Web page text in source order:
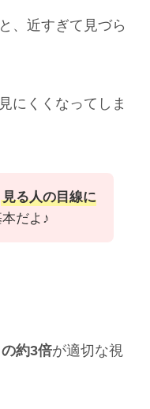
、近すぎて見づら
にくくなってしま
見る人の目線に
本だよ♪
約3倍が適切な視